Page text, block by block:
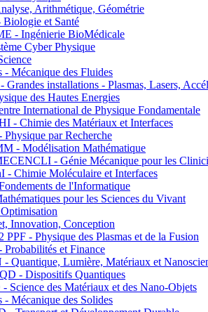
Arithmétique, Géométrie
et Santé
- Ingénierie BioMédicale
Cyber Physique
Mécanique des Fluides
installations - Plasmas, Lasers,
des Hautes Energies
International de Physique Fondamentale
Chimie des Matériaux et Interfaces
par Recherche
- Modélisation Mathématique
- Génie Mécanique pour les
Chimie Moléculaire et Interfaces
de l'Informatique
pour les Sciences du Vivant
Innovation, Conception
- Physique des Plasmas et de la Fusion
et Finance
Lumière, Matériaux et
- Dispositifs Quantiques
des Matériaux et des Nano-Objets
Mécanique des Solides